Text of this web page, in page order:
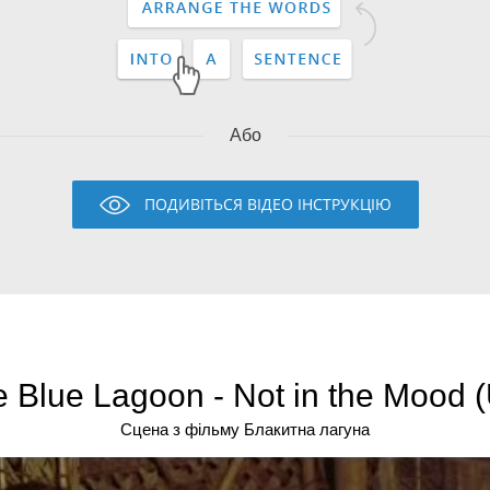
Або
ПОДИВІТЬСЯ ВІДЕО ІНСТРУКЦІЮ
Blue Lagoon - Not in the Mood
Сцена з фільму Блакитна лагуна